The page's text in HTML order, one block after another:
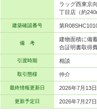
ラッグ西東京
丁目店（約
建築確認番号 第
備 考
建物面積に備
合証明書取得
引渡時期 相談
取引態様 仲介
最終情報更新日 2026年7月13日
更新予定日 2026年7月27日